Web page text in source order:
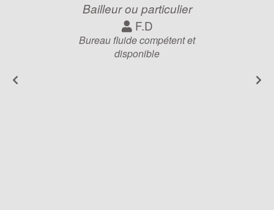
Bailleur ou particulier
F.D
Bureau fluide compétent et
disponible